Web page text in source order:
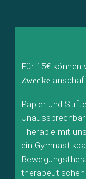
Für 15€ können
Zwecke
Papier und
Therapie mit
ein